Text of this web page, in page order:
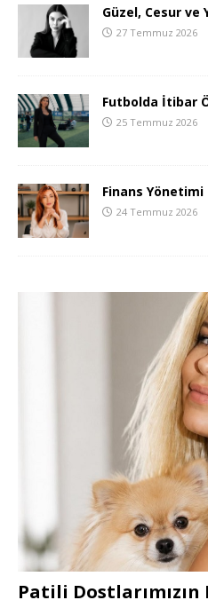
Güzel, Cesur ve
27 Temmuz 2026
Futbolda İtibar
25 Temmuz 2026
Finans Yönetimi
24 Temmuz 2026
Patili Dostlarımızın